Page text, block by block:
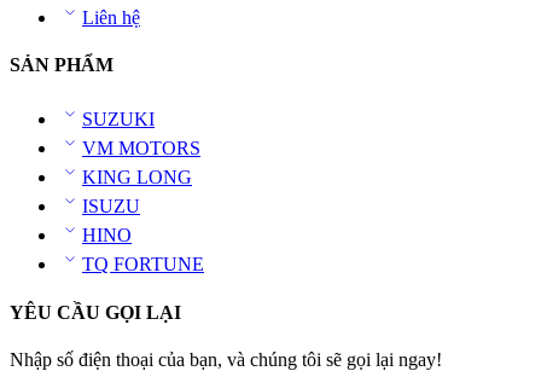
Liên hệ
SẢN PHẨM
SUZUKI
VM MOTORS
KING LONG
ISUZU
HINO
TQ FORTUNE
YÊU CẦU GỌI LẠI
Nhập số điện thoại của bạn, và chúng tôi sẽ gọi lại ngay!